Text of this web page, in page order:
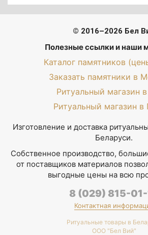
© 2016–2026 Бел
Полезные ссылки и наши
Каталог памятников
Заказать памятники в
Ритуальный магазин
Ритуальный магазин в
Изготовление и доставка
Беларуси.
Собственное производство,
от поставщиков материалов
выгодные цены на всю
8 (029) 815-
Контактная
Ритуальные товары в
ООО "Бел Вий"